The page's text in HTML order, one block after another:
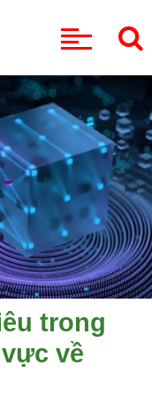
trong
về